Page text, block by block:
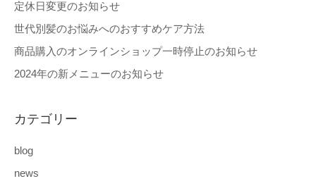
定休日変更のお知らせ
世代別髪のお悩みへのおすすめケア方法
商品購入のオンラインショップ一時停止のお知らせ
2024年の新メニューのお知らせ
カテゴリー
blog
news